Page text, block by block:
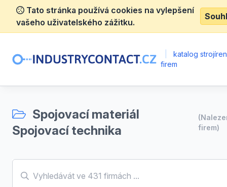
Tato stránka používá cookies na vylepšení
vašeho uživatelského zážitku.
katalog
firem
Spojovací materiál
Spojovací technika
firem)